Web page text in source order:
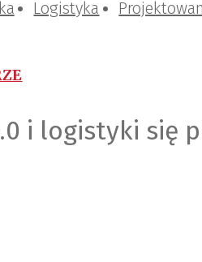
Logistyka
i logistyki się